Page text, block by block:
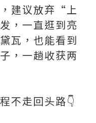
建议放弃“上
，一直逛到亮
瓦，也能看到
，一趟收获两
不走回头路👇